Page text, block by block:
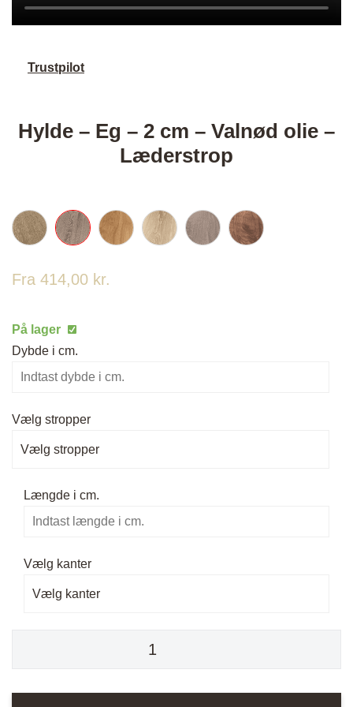
Trustpilot
Hylde – Eg – 2 cm – Valnød olie –
Læderstrop
Fra 414,00 kr.
På lager
Dybde i cm.
Vælg stropper
Vælg stropper
Længde i cm.
Vælg kanter
Vælg kanter